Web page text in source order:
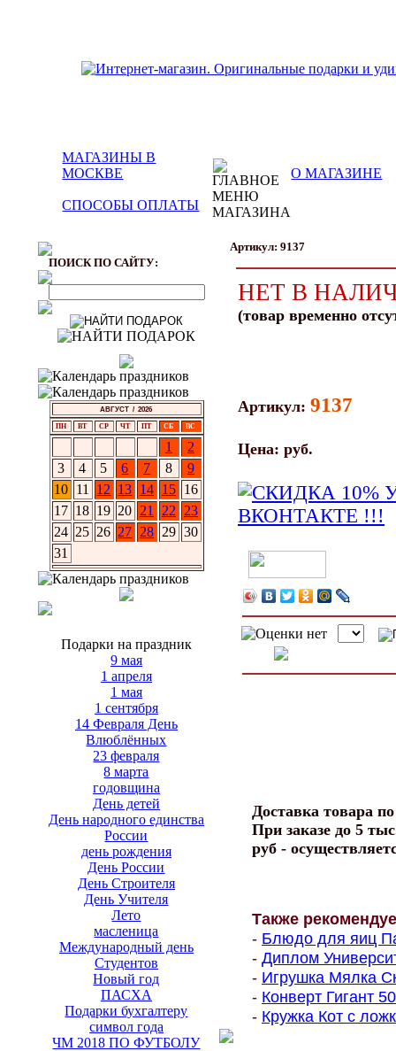
МАГАЗИНЫ В
МОСКВЕ
О МАГАЗИНЕ
СПОСОБЫ ОПЛАТЫ
ПОИСК ПО САЙТУ:
АВГУСТ / 2026
ПН ВТ СР ЧТ ПТ СБ ВС
1
2
3
4 5 6 7 8
9
10 11 12 13 14 15 16
17 18 19 20 21 22
23
24 25 26 27 28 29 30
31
Подарки на праздник
9 мая
1 апреля
1 мая
1 сентября
14 Февраля День
Влюблённых
23 февраля
8 марта
годовщина
День детей
День народного единства
России
день рождения
День России
День Строителя
День Учителя
Лето
масленица
Международный день
Студентов
Новый год
ПАСХА
Подарки бухгалтеру
символ года
ЧМ 2018 ПО ФУТБОЛУ
Артикул: 9137
НЕТ В
(товар временно
Артикул: 9137
Цена: руб.
Доставка товара
При заказе до 5
руб -
Также
- Блюдо для яиц
- Диплом
- Игрушка Мялка
- Конверт Гигант
- Кружка Кот с